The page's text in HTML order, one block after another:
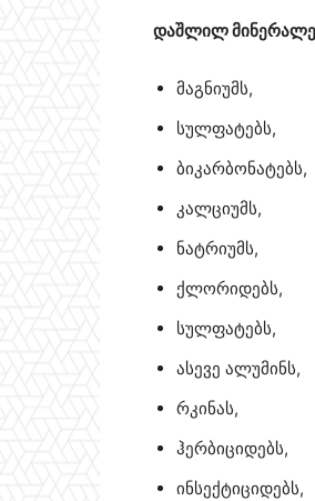
დაშლილ
მაგნიუმს,
სულფატებს,
ბიკარბონატებს,
კალციუმს,
ნატრიუმს,
ქლორიდებს,
სულფატებს,
ასევე ალუმინს,
რკინას,
ჰერბიციდებს,
ინსექტიციდებს,